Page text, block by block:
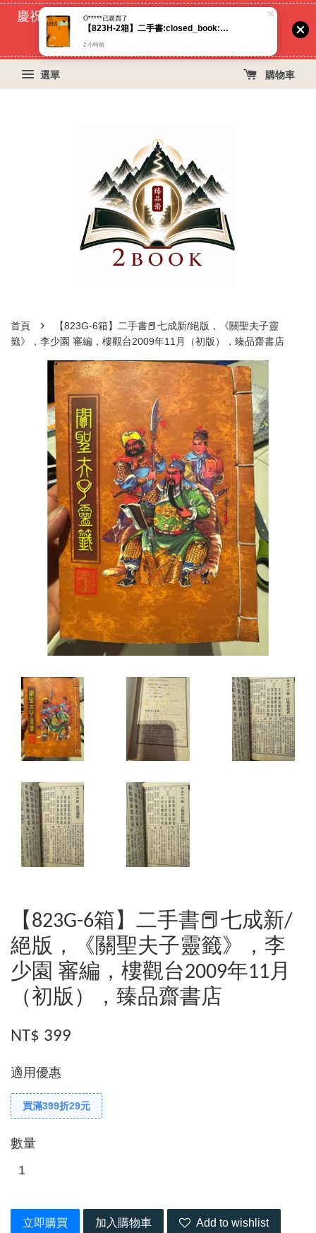
慶祝蝦皮好評過萬！買399免運費, 再立折29元
55
選單 購物車
首頁 ›
【823G-6箱】二手書📕七成新/絕版，《關聖夫子靈
籤》，李少園 審編，樓觀台2009年11月（初版），臻品齋書店
【823G-6箱】二手書📕七成新/
絕版，《關聖夫子靈籤》，李
少園 審編，樓觀台2009年11月
（初版），臻品齋書店
NT$ 399
適用優惠
買滿399折29元
數量
立即購買 加入購物車 Add to wishlist